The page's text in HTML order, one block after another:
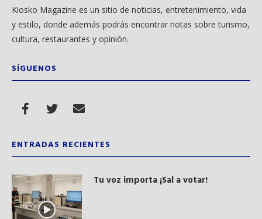
Kiosko Magazine es un sitio de noticias, entretenimiento, vida
y estilo, donde además podrás encontrar notas sobre turismo,
cultura, restaurantes y opinión.
SÍGUENOS
ENTRADAS RECIENTES
Tu voz importa ¡Sal a votar!